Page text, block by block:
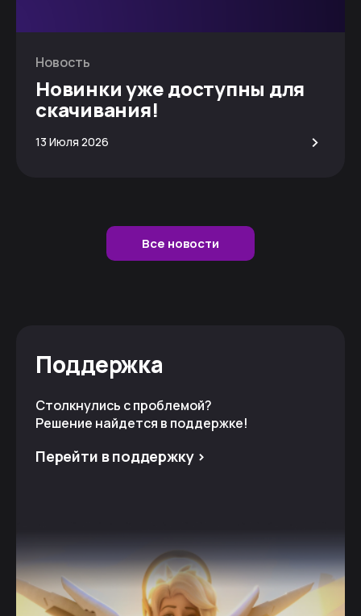
Новость
Новинки уже доступны для
скачивания!
13 Июля 2026 >
Все новости
Поддержка
Столкнулись с проблемой?
Решение найдется в поддержке!
Перейти в поддержку >